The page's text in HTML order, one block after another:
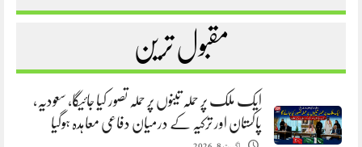
مقبول ترین
ایک ملک پر حملہ تینوں پر حملہ تصور کیا جائیگا، سعودیہ،
پاکستان اور ترکیہ کے درمیان دفاعی معاہدہ ہوگیا